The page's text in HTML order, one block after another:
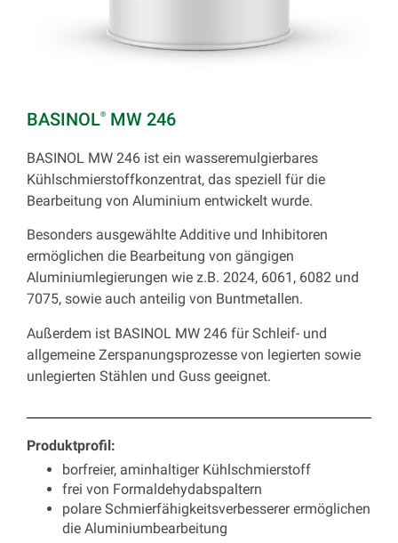
BASINOL® MW 246
BASINOL MW 246 ist ein wasseremulgierbares
Kühlschmierstoffkonzentrat, das speziell für die
Bearbeitung von Aluminium entwickelt wurde.
Besonders ausgewählte Additive und Inhibitoren
ermöglichen die Bearbeitung von gängigen
Aluminiumlegierungen wie z.B. 2024, 6061, 6082 und
7075, sowie auch anteilig von Buntmetallen.
Außerdem ist BASINOL MW 246 für Schleif- und
allgemeine Zerspanungsprozesse von legierten sowie
unlegierten Stählen und Guss geeignet.
Produktprofil:
borfreier, aminhaltiger Kühlschmierstoff
frei von Formaldehydabspaltern
polare Schmierfähigkeitsverbesserer ermöglichen
die Aluminiumbearbeitung